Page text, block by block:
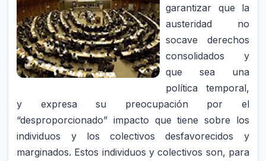
garantizar que la
austeridad no
socave derechos
consolidados y
que sea una
política temporal,
y expresa su preocupación por el
“desproporcionado” impacto que tiene sobre los
individuos y los colectivos desfavorecidos y
marginados. Estos individuos y colectivos son, para